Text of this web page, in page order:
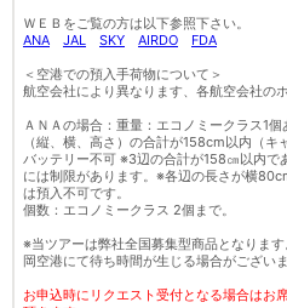
ＷＥＢをご覧の方は以下参照下さい。
ANA
JAL SKY AIRDO
FDA
＜空港での預入手荷物について＞
航空会社により異なります、各航空会社の
ＡＮＡの場合：重量：エコノミークラス1
（縦、横、高さ）の合計が158cm以内（
バッテリー不可 ※3辺の合計が158㎝以内で
には制限があります。※各辺の長さが横
は預入不可です。
個数：エコノミークラス 2個まで。
※当ツアーは弊社全国募集型商品となりま
岡空港にて待ち時間が生じる場合がござい
お申込時にリクエスト受付となる場合はお